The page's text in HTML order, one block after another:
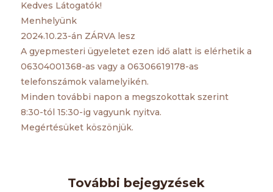
Kedves Látogatók!
Menhelyünk
2024.10.23-án ZÁRVA lesz
A gyepmesteri ügyeletet ezen idő alatt is elérhetik a
06304001368-as vagy a 06306619178-as
telefonszámok valamelyikén.
Minden további napon a megszokottak szerint
8:30-tól 15:30-ig vagyunk nyitva.
Megértésüket köszönjük.
További bejegyzések